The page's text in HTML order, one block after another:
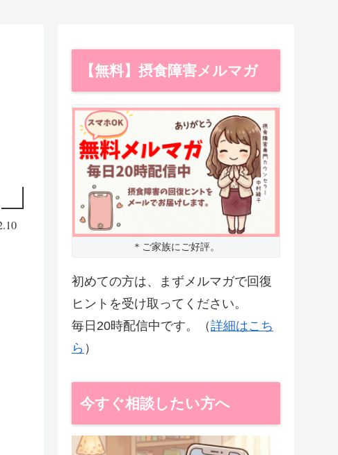
【無料】摂食障害メルマガ
＊ご家族にご好評。
初めての方は、まずメルマガで回復
ヒントを受け取ってください。
毎日20時配信中です。（詳細はこち
ら ）
今すぐ相談したい方へ